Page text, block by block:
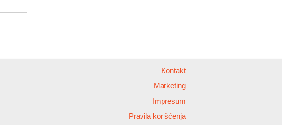
Kontakt
Marketing
Impresum
Pravila korišćenja